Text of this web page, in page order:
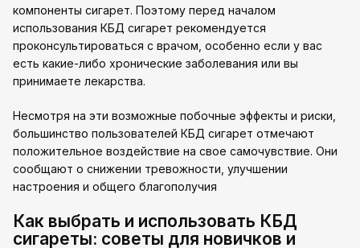
компоненты сигарет. Поэтому перед началом
использования КБД сигарет рекомендуется
проконсультироваться с врачом, особенно если у вас
есть какие-либо хронические заболевания или вы
принимаете лекарства.
Несмотря на эти возможные побочные эффекты и риски,
большинство пользователей КБД сигарет отмечают
положительное воздействие на свое самочувствие. Они
сообщают о снижении тревожности, улучшении
настроения и общего благополучия
Как выбрать и использовать КБД
сигареты: советы для новичков и